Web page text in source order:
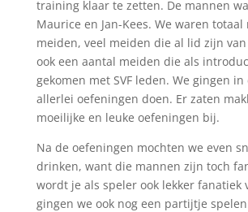
training klaar te zetten. De mannen
Maurice en Jan-Kees. We waren totaal
meiden, veel meiden die al lid zijn
ook een aantal meiden die als
gekomen met SVF leden. We gingen
allerlei oefeningen doen. Er zaten
moeilijke en leuke oefeningen bij.
Na de oefeningen mochten we even
drinken, want die mannen zijn toch
wordt je als speler ook lekker fanatiek
gingen we ook nog een partijtje